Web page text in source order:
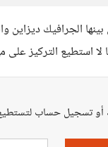
استطيع التركيز على
تسجيل حساب